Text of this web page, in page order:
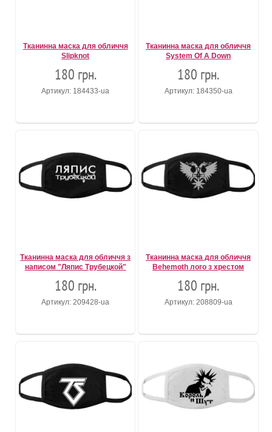
Тканинна маска для обличчя
Slipknot
180 грн.
Артикул: 184433-ua
Тканинна маска для обличчя
System Of A Down
180 грн.
Артикул: 184350-ua
Тканинна маска для обличчя з
написом "Ляпис Трубецкой"
180 грн.
Артикул: 209428-ua
Тканинна маска для обличчя
Behemoth лого з хрестом
180 грн.
Артикул: 208809-ua